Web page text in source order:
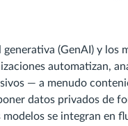
(GenAI) y los
automatizan,
— a menudo
datos privados de
se integran en